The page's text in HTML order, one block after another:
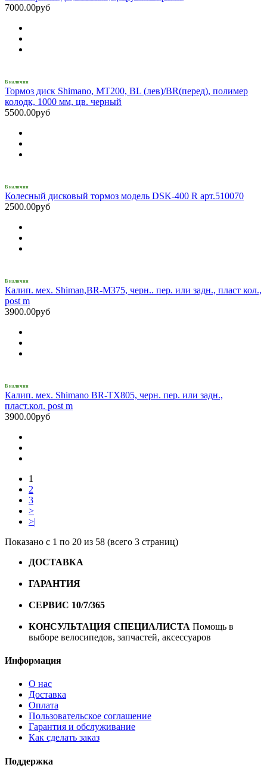
7000.00руб
В наличии
Тормоз диск Shimano, MT200, BL (лев)/BR(перед), полимер
колодк, 1000 мм, цв. черный
5500.00руб
В наличии
Колесный дисковый тормоз модель DSK-400 R арт.510070
2500.00руб
В наличии
Калип. мех. Shiman,BR-M375, черн.. пер. или задн., пласт кол.,
post m
3900.00руб
В наличии
Калип. мех. Shimano BR-TX805, черн. пер. или задн.,
пласт.кол. post m
3900.00руб
1
2
3
>
>|
Показано с 1 по 20 из 58 (всего 3 страниц)
ДОСТАВКА
ГАРАНТИЯ
СЕРВИС 10/7/365
КОНСУЛЬТАЦИЯ СПЕЦИАЛИСТА Помощь в
выборе велосипедов, запчастей, аксессуаров
Информация
О нас
Доставка
Оплата
Пользовательское соглашение
Гарантия и обслуживание
Как сделать заказ
Поддержка